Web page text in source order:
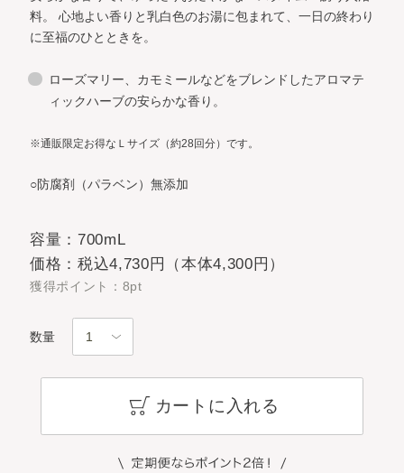
料。
心地よい香りと乳白色のお湯に包まれて、一日の終わり
に至福のひとときを。
ローズマリー、カモミールなどをブレンドしたアロマテ
ィックハーブの安らかな香り。
※通販限定お得なＬサイズ（約28回分）です。
○防腐剤（パラベン）無添加
容量：700mL
価格：税込4,730円（本体4,300円）
獲得ポイント：8pt
数量
カートに入れる